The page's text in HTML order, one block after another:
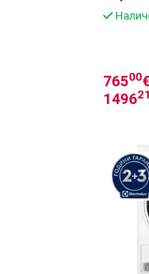
76500
149621